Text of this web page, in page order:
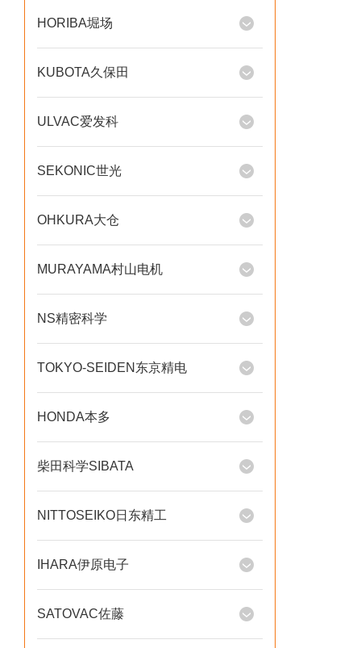
HORIBA堀场
KUBOTA久保田
ULVAC爱发科
SEKONIC世光
OHKURA大仓
MURAYAMA村山电机
NS精密科学
TOKYO-SEIDEN东京精电
HONDA本多
柴田科学SIBATA
NITTOSEIKO日东精工
IHARA伊原电子
SATOVAC佐藤